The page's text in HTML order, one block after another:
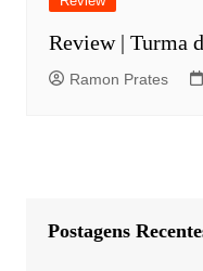
Review | Turma
Ramon Prates
Postagens